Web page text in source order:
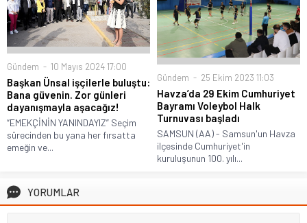
Gündem 10 Mayıs 2024 17:00
Başkan Ünsal işçilerle buluştu:
Bana güvenin. Zor günleri
dayanışmayla aşacağız!
“EMEKÇİNİN YANINDAYIZ” Seçim
sürecinden bu yana her fırsatta
emeğin ve...
Gündem 25 Ekim 2023 11:03
Havza’da 29 Ekim Cumhuriyet
Bayramı Voleybol Halk
Turnuvası başladı
SAMSUN (AA) - Samsun'un Havza
ilçesinde Cumhuriyet'in
kuruluşunun 100. yılı...
YORUMLAR